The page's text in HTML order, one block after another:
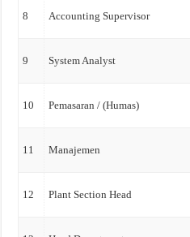
8 Accounting Supervisor
9 System Analyst
10 Pemasaran / (Humas)
11 Manajemen
12 Plant Section Head